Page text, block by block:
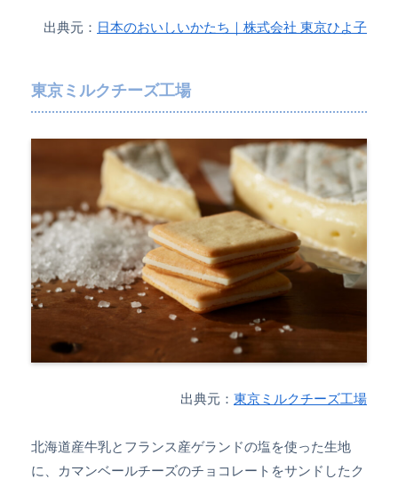
出典元： 日本のおいしいかたち｜株式会社 東京ひよ子
東京ミルクチーズ工場
出典元： 東京ミルクチーズ工場
北海道産牛乳とフランス産ゲランドの塩を使った生地
に、カマンベールチーズのチョコレートをサンドしたク